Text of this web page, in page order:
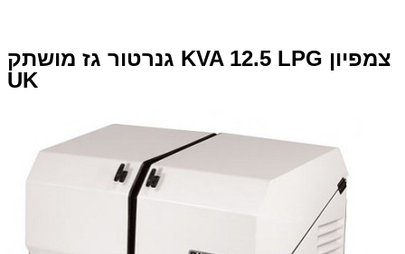
גנרטור גז מושתק KVA 12.5 LPG צמפיון
UK